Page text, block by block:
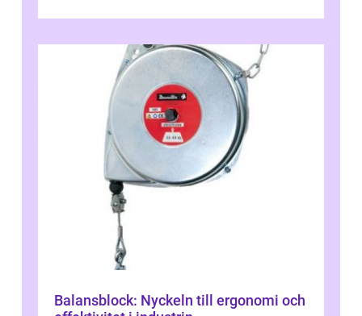
Balansblock: Nyckeln till ergonomi och